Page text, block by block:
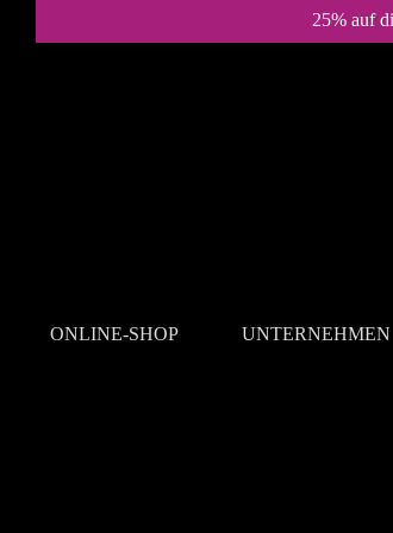
25% auf
ONLINE-SHOP UNTERNEHMEN